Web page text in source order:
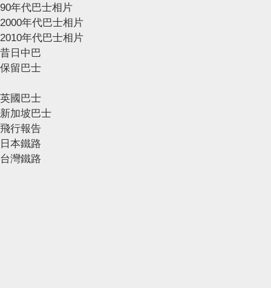
90年代巴士相片
2000年代巴士相片
2010年代巴士相片
昔日中巴
保留巴士
英國巴士
新加坡巴士
飛行報告
日本鐵路
台灣鐵路